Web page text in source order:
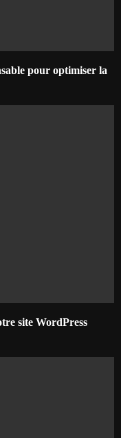
pour optimiser la
site WordPress